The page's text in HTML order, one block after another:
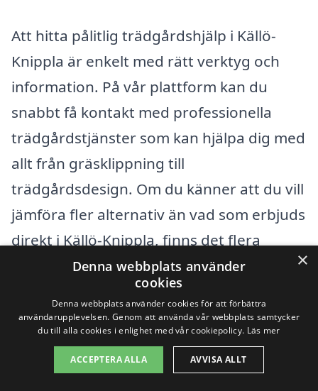
Att hitta pålitlig trädgårdshjälp i Källö-
Knippla är enkelt med rätt verktyg och
information. På vår plattform kan du
snabbt få kontakt med professionella
trädgårdstjänster som kan hjälpa dig med
allt från gräsklippning till
trädgårdsdesign. Om du känner att du vill
jämföra fler alternativ än vad som erbjuds
direkt i Källö-Knippla, finns det flera
närliggande städer där du också kan söka
hjälp. Öckerö kommun har många duktiga
trädgårdsmästare och företag som är
redo att erbjuda sina tjänster.
×
Denna webbplats använder
cookies
Denna webbplats använder cookies för att förbättra
användarupplevelsen. Genom att använda vår webbplats samtycker
du till alla cookies i enlighet med vår cookiepolicy. Läs mer
ACCEPTERA ALLA AVVISA ALLT